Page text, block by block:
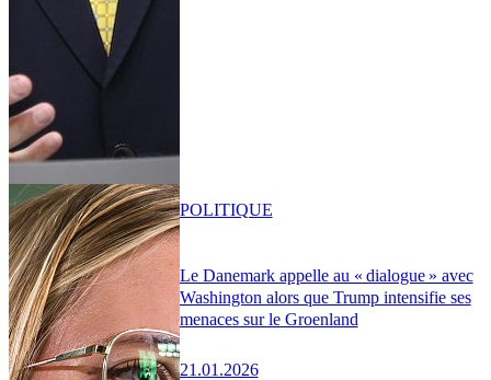
Le Danemark appelle au « dialogue » avec
Washington alors que Trump intensifie ses
menaces sur le Groenland
21.01.2026
POLITIQUE